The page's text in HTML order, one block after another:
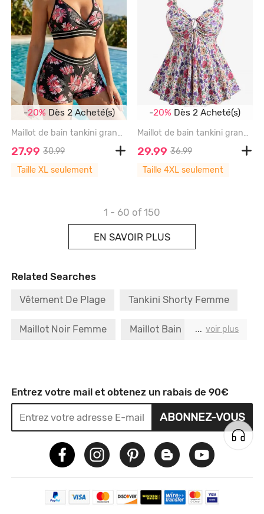
-20% Dès 2 Acheté(s)
Maillot de bain tankini grande taille à imprimé floral tropical et bretelles croisées, style shorty - BLACK - 1XL
27.99 30.99
Taille XL seulement
-20% Dès 2 Acheté(s)
Maillot de bain tankini grande taille à imprimé floral coloré et taille cintrée - LIGHT PINK - 4XL
29.99 36.99
Taille 4XL seulement
1 - 60 of 150
EN SAVOIR PLUS
Related Searches
Vêtement De Plage
Tankini Shorty Femme
Maillot Noir Femme Maillot Bain Une Pièce
Soutien A Gorge Maillot Bain Noir
Short Pour Garçon Sac à Dos Femme Rose
... voir plus
Entrez votre mail et obtenez un rabais de 90€
ABONNEZ-VOUS